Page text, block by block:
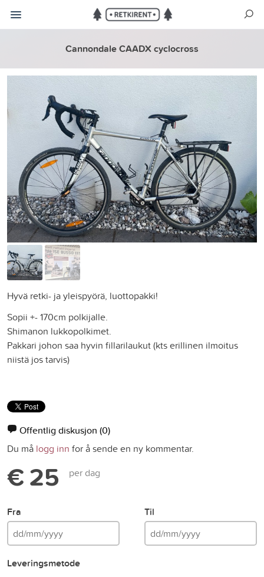
Cannondale CAADX cyclocross
Hyvä retki- ja yleispyörä, luottopakki!
Sopii +- 170cm polkijalle.
Shimanon lukkopolkimet.
Pakkari johon saa hyvin fillarilaukut (kts erillinen ilmoitus
niistä jos tarvis)
Offentlig diskusjon (0)
Du må logg inn for å sende en ny kommentar.
€ 25 per dag
Fra Til
Leveringsmetode